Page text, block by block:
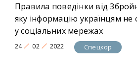
Правила поведінки від
яку інформацію українцям
у соціальних мережах
24 02 2022 Спецкор